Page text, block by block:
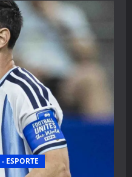
ESPORTE